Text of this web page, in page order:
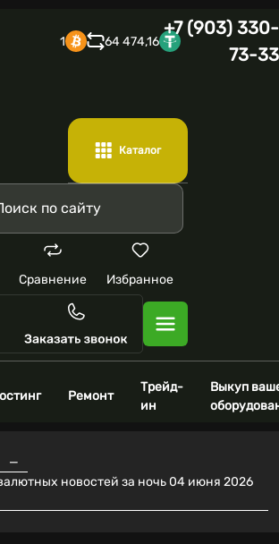
1 64 474,16
+7 (903) 330-
73-33
Каталог
Сравнение Избранное
Ремонт
Трейд-
ин
Выкуп
—
новостей за ночь 04 июня 2026